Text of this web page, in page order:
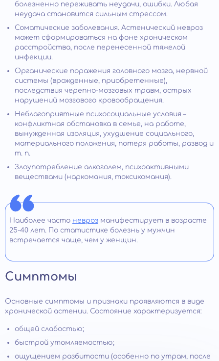
болезненно переживать неудачи, ошибки. Любая
неудача становится сильным стрессом.
Соматические заболевания. Астенический невроз
может сформироваться на фоне хроническом
расстройства, после перенесенной тяжелой
инфекции.
Органические поражения головного мозга, нервной
системы (врожденные, приобретенные),
последствия черепно-мозговых травм, острых
нарушений мозгового кровообращения.
Неблагоприятные психосоциальные условия –
конфликтная обстановка в семье, на работе,
вынужденная изоляция, ухудшение социального,
материального положения, потеря работы, развод и
т. п.
Злоупотребление алкоголем, психоактивными
веществами (наркомания, токсикомания).
Наиболее часто невроз манифестирует в возрасте
25-40 лет. По статистике болезнь у мужчин
встречается чаще, чем у женщин.
Симптомы
Основные симптомы и признаки проявляются в виде
хронической астении. Состояние характеризуется:
общей слабостью;
быстрой утомляемостью;
ощущением разбитости (особенно по утрам, после